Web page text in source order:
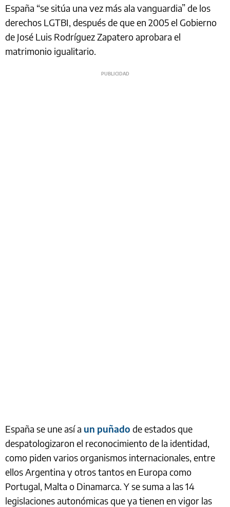
España “se sitúa una vez más ala vanguardia” de los
derechos LGTBI, después de que en 2005 el Gobierno
de José Luis Rodríguez Zapatero aprobara el
matrimonio igualitario.
España se une así a un puñado de estados que
despatologizaron el reconocimiento de la identidad,
como piden varios organismos internacionales, entre
ellos Argentina y otros tantos en Europa como
Portugal, Malta o Dinamarca. Y se suma a las 14
legislaciones autonómicas que ya tienen en vigor las